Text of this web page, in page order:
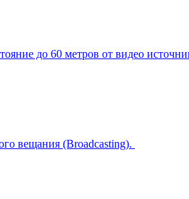
до 60 метров от видео
вещания (Broadcasting).